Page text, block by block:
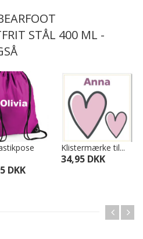
STÅL 400 ML -
DKK
Klistermærke til...
34,95 DKK